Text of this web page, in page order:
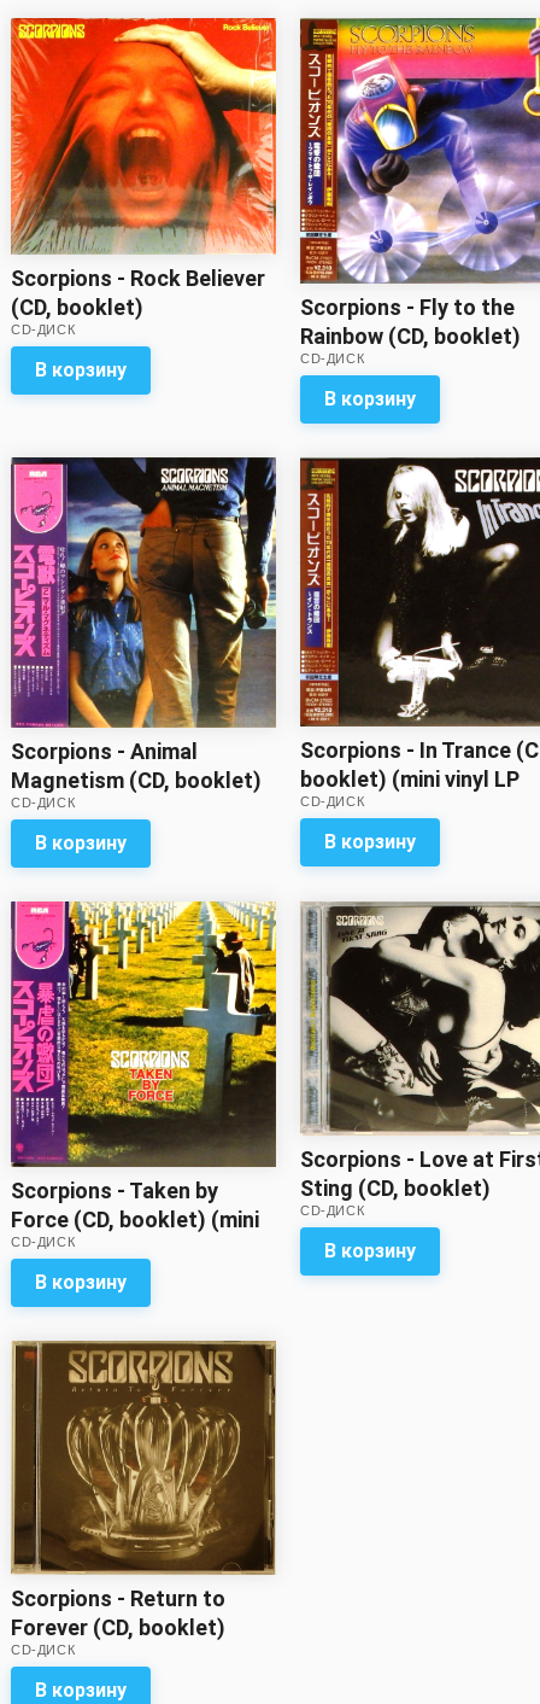
Scorpions - Rock Believer
(CD, booklet)
CD-ДИСК
В корзину
Scorpions - Fly to the
Rainbow (CD, booklet)
(mini vinyl LP replica)
CD-ДИСК
В корзину
Scorpions - Animal
Magnetism (CD, booklet)
(mini vinyl LP replica,
gatefold)
CD-ДИСК
В корзину
Scorpions - In Trance
booklet) (mini vinyl LP
replica)
CD-ДИСК
В корзину
Scorpions - Taken by
Force (CD, booklet) (mini
vinyl LP replica)
CD-ДИСК
В корзину
Scorpions - Love at
Sting (CD, booklet)
CD-ДИСК
В корзину
Scorpions - Return to
Forever (CD, booklet)
CD-ДИСК
В корзину